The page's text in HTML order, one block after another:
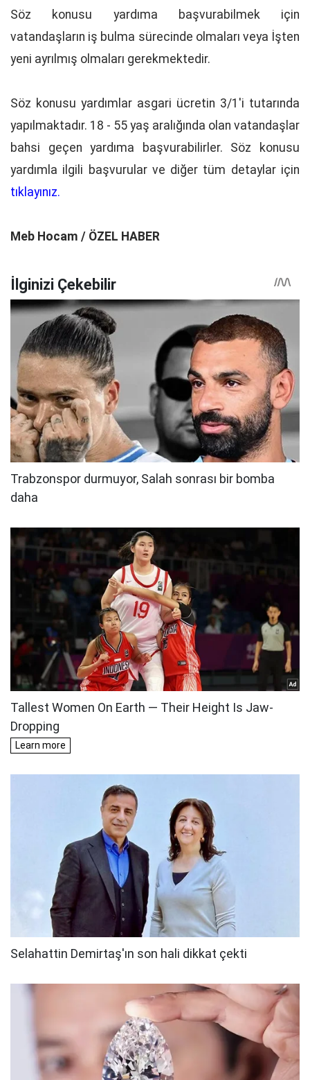
Söz konusu yardıma başvurabilmek için
vatandaşların iş bulma sürecinde olmaları veya İşten
yeni ayrılmış olmaları gerekmektedir.
Söz konusu yardımlar asgari ücretin 3/1'i tutarında
yapılmaktadır. 18 - 55 yaş aralığında olan vatandaşlar
bahsi geçen yardıma başvurabilirler. Söz konusu
yardımla ilgili başvurular ve diğer tüm detaylar için
tıklayınız.
Meb Hocam / ÖZEL HABER